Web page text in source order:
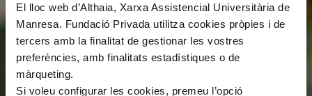
El lloc web d’Althaia, Xarxa Assistencial Universitària de
Manresa. Fundació Privada utilitza cookies pròpies i de
tercers amb la finalitat de gestionar les vostres
preferències, amb finalitats estadístiques o de
màrqueting.
Si voleu configurar les cookies, premeu l’opció